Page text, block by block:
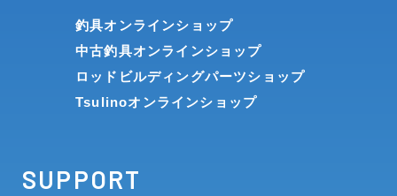
釣具オンラインショップ
中古釣具オンラインショップ
ロッドビルディングパーツショップ
Tsulinoオンラインショップ
SUPPORT